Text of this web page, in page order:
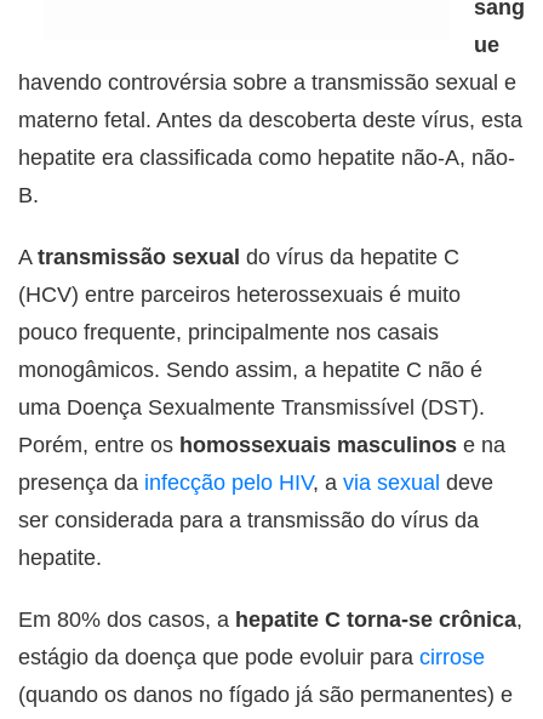
sang
ue
havendo controvérsia sobre a transmissão sexual e
materno fetal. Antes da descoberta deste vírus, esta
hepatite era classificada como hepatite não-A, não-
B.
A transmissão sexual do vírus da hepatite C
(HCV) entre parceiros heterossexuais é muito
pouco frequente, principalmente nos casais
monogâmicos. Sendo assim, a hepatite C não é
uma Doença Sexualmente Transmissível (DST).
Porém, entre os homossexuais masculinos e na
presença da infecção pelo HIV, a via sexual deve
ser considerada para a transmissão do vírus da
hepatite.
Em 80% dos casos, a hepatite C torna-se crônica,
estágio da doença que pode evoluir para cirrose
(quando os danos no fígado já são permanentes) e